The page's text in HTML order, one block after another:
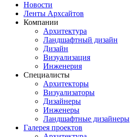
Новости
Ленты Архсайтов
Компании
Архитектура
Ландшафтный дизайн
Дизайн
Визуализация
Инженерия
Специалисты
Архитекторы
Визуализаторы
Дизайнеры
Инженеры
Ландшафтные дизайнеры
Галерея проектов